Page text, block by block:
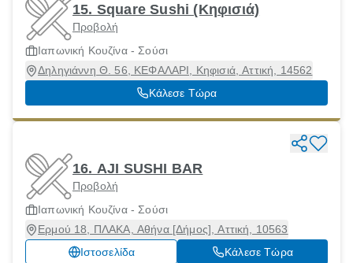
15. Square Sushi (Κηφισιά)
Προβολή
Ιαπωνική Κουζίνα - Σούσι
Δηληγιάννη Θ. 56, ΚΕΦΑΛΑΡΙ, Κηφισιά, Αττική, 14562
Κάλεσε Τώρα
16. AJI SUSHI BAR
Προβολή
Ιαπωνική Κουζίνα - Σούσι
Ερμού 18, ΠΛΑΚΑ, Αθήνα [Δήμος], Αττική, 10563
Ιστοσελίδα
Κάλεσε Τώρα